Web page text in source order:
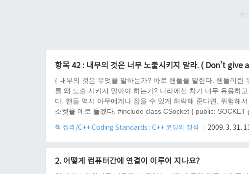
해
항목 42 : 내부의 것은 너무 노출시키지 말라. ( Don’t
{ 내부의 것은 무엇을 말하는가? 바로 핸들을 말한다. 핸들이란
를 왜 노출 시키지 말아야 하는가? 나라에선 차가 너무 유용하
다. 핸들 역시 아무에게나 잡을 수 있게 허락해 준다면, 위험해
소켓을 예로 들겠다. #include class CSocket { public:
책 정리/C++ Coding Standards : C++ 코딩의 정석
2009. 3. 31.
2. 어떻게 컴퓨터간에 연결이 이루어 지나요?